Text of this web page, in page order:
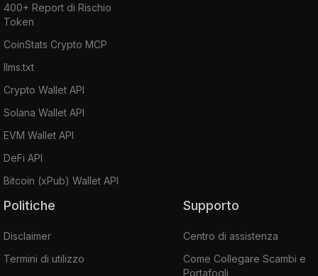
400+ Report di Rischio
Token
CoinStats Crypto MCP
llms.txt
Crypto Wallet API
Solana Wallet API
EVM Wallet API
DeFi API
Bitcoin (xPub) Wallet API
Politiche
Disclaimer
Termini di utilizzo
Supporto
Centro di assistenza
Come Collegare Scambi e
Portafogli